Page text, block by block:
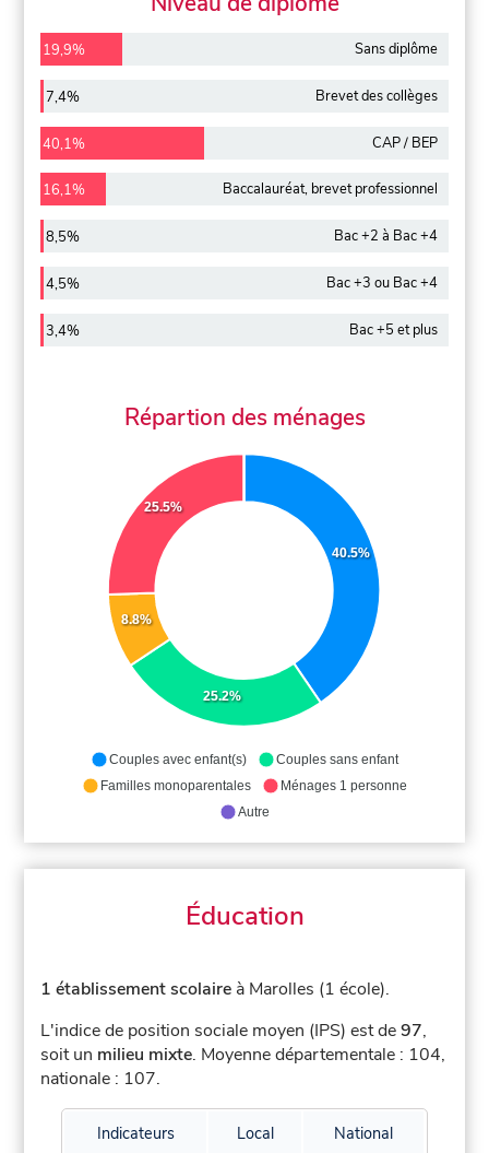
19,9% Sans diplôme
7,4% Brevet des collèges
40,1% CAP / BEP
16,1% Baccalauréat, brevet professionnel
8,5% Bac +2 à Bac +4
4,5% Bac +3 ou Bac +4
3,4% Bac +5 et plus
Répartion des ménages
40.5%
25.2%
8.8%
25.5%
Couples avec enfant(s)
Couples sans enfant
Familles monoparentales
Ménages 1 personne
Autre
Éducation
1 établissement scolaire à Marolles (1 école).
L'indice de position sociale moyen (IPS) est de97,
soit un milieu mixte. Moyenne départementale : 104,
nationale : 107.
Indicateurs Local National